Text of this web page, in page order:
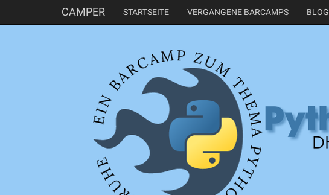
CAMPER STARTSEITE VERGANGENE BARCAMPS BLOG